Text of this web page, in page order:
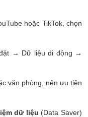
hoặc TikTok, chọn
→ Dữ liệu di động →
văn phòng, nên ưu tiên
dữ liệu (Data Saver)